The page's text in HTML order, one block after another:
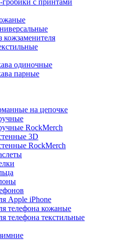
с принтами
кожзаменителя
одиночные
парные
на цепочке
RockMerch
3D
RockMerch
Apple iPhone
телефона кожаные
телефона текстильные